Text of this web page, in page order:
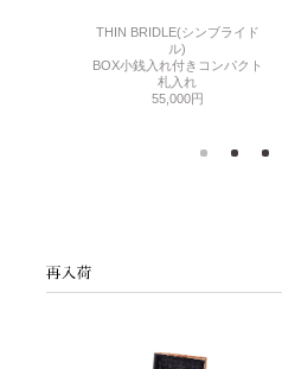
THIN BRIDLE(シンブライド
ル)
BOX小銭入れ付きコンパクト
札入れ
55,000円